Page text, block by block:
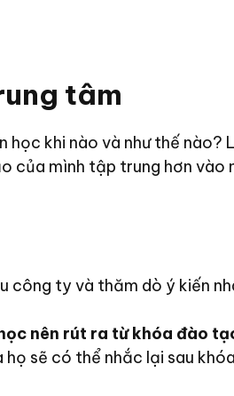
tâm
khi nào và như thế nào?
của mình tập trung hơn vào
công ty và thăm dò ý kiến
nên rút ra từ khóa đào
họ sẽ có thể nhắc lại sau